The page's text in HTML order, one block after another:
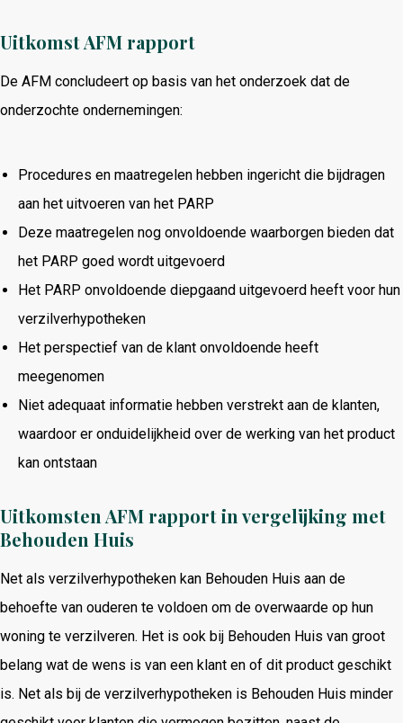
Uitkomst AFM rapport
De AFM concludeert op basis van het onderzoek dat de
onderzochte ondernemingen:
Procedures en maatregelen hebben ingericht die bijdragen
aan het uitvoeren van het PARP
Deze maatregelen nog onvoldoende waarborgen bieden dat
het PARP goed wordt uitgevoerd
Het PARP onvoldoende diepgaand uitgevoerd heeft voor hun
verzilverhypotheken
Het perspectief van de klant onvoldoende heeft
meegenomen
Niet adequaat informatie hebben verstrekt aan de klanten,
waardoor er onduidelijkheid over de werking van het product
kan ontstaan
Uitkomsten AFM rapport in vergelijking met
Behouden Huis
Net als verzilverhypotheken kan Behouden Huis aan de
behoefte van ouderen te voldoen om de overwaarde op hun
woning te verzilveren. Het is ook bij Behouden Huis van groot
belang wat de wens is van een klant en of dit product geschikt
is. Net als bij de verzilverhypotheken is Behouden Huis minder